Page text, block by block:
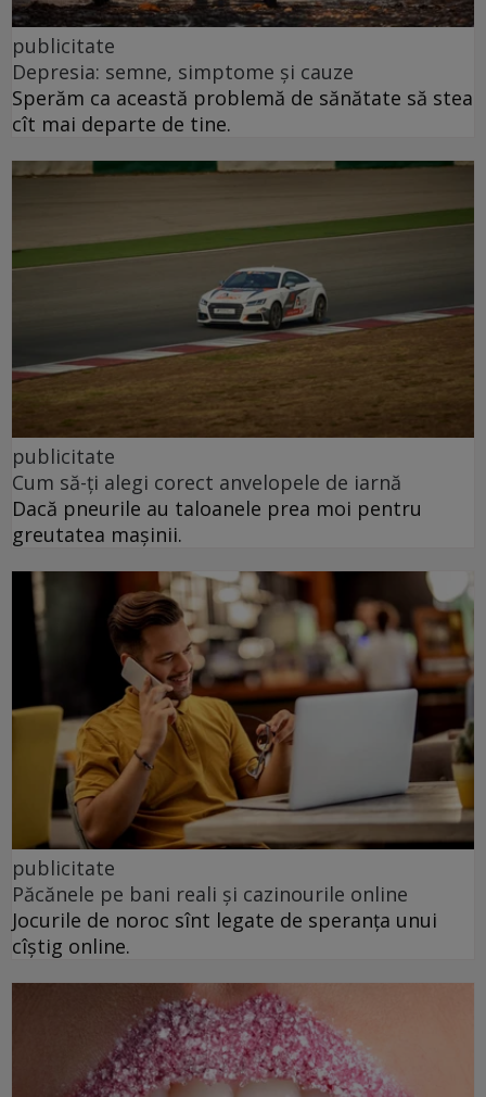
publicitate
Depresia: semne, simptome și cauze
Sperăm ca această problemă de sănătate să stea
cît mai departe de tine.
publicitate
Cum să-ți alegi corect anvelopele de iarnă
Dacă pneurile au taloanele prea moi pentru
greutatea mașinii.
publicitate
Păcănele pe bani reali și cazinourile online
Jocurile de noroc sînt legate de speranța unui
cîștig online.